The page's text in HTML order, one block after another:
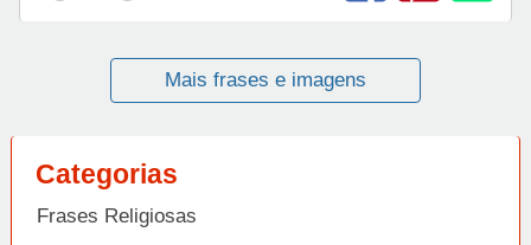
Mais frases e imagens
Categorias
Frases Religiosas